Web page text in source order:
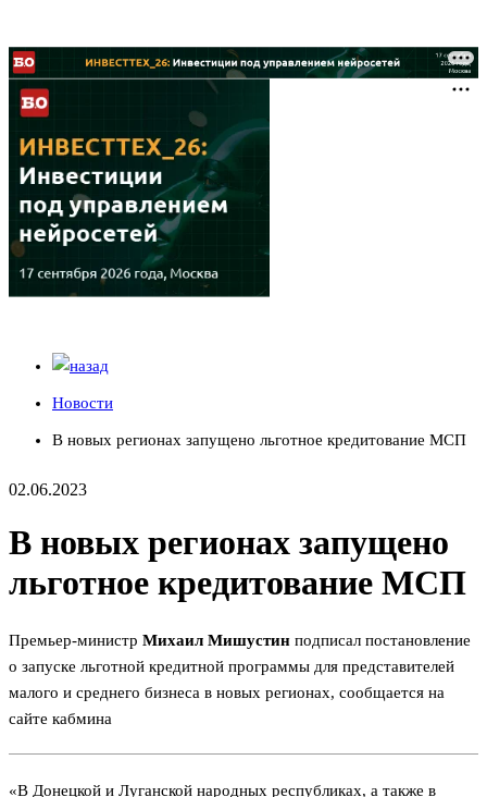
Новости
В новых регионах запущено льготное кредитование МСП
02.06.2023
В новых регионах запущено
льготное кредитование МСП
Премьер-министр Михаил Мишустин подписал постановление
о запуске льготной кредитной программы для представителей
малого и среднего бизнеса в новых регионах, сообщается на
сайте кабмина
«В Донецкой и Луганской народных республиках, а также в